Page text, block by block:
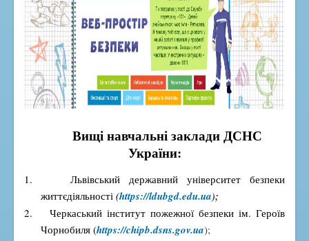
Вищі навчальні заклади ДСНС
України:
1.
Львівський державний університет безпеки
життєдіяльності (https://ldubgd.edu.ua);
2.
Черкаський інститут пожежної безпеки ім. Героїв
Чорнобиля (https://chipb.dsns.gov.ua);